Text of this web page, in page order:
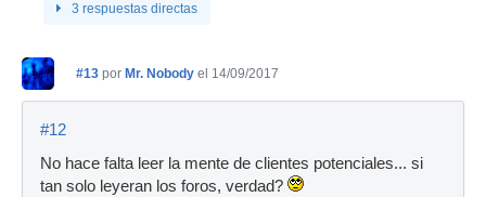
3 respuestas directas
#13 por Mr. Nobody el 14/09/2017
#12
No hace falta leer la mente de clientes potenciales... si
tan solo leyeran los foros, verdad?